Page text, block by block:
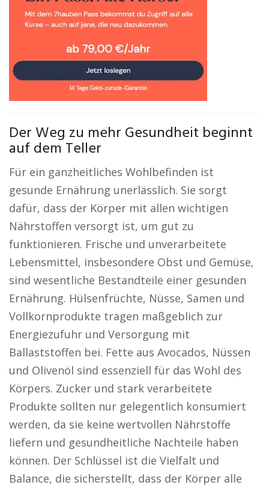
Der Weg zu mehr Gesundheit beginnt
auf dem Teller
Für ein ganzheitliches Wohlbefinden ist
gesunde Ernährung unerlässlich. Sie sorgt
dafür, dass der Körper mit allen wichtigen
Nährstoffen versorgt ist, um gut zu
funktionieren. Frische und unverarbeitete
Lebensmittel, insbesondere Obst und Gemüse,
sind wesentliche Bestandteile einer gesunden
Ernährung. Hülsenfrüchte, Nüsse, Samen und
Vollkornprodukte tragen maßgeblich zur
Energiezufuhr und Versorgung mit
Ballaststoffen bei. Fette aus Avocados, Nüssen
und Olivenöl sind essenziell für das Wohl des
Körpers. Zucker und stark verarbeitete
Produkte sollten nur gelegentlich konsumiert
werden, da sie keine wertvollen Nährstoffe
liefern und gesundheitliche Nachteile haben
können. Der Schlüssel ist die Vielfalt und
Balance, die sicherstellt, dass der Körper alle